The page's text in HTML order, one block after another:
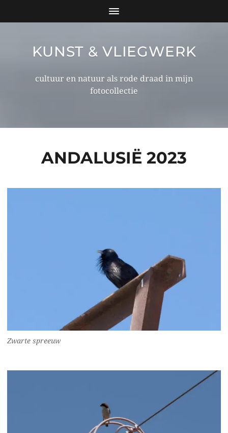
KUNST & VLIEGWERK
cultuur en natuur als rode draad in mijn
fotocollectie
ANDALUSIË 2023
Zwarte spreeuw